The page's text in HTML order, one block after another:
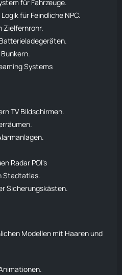
für Fahrzeuge.
für Feindliche NPC.
Zielfernrohr.
Systems
TV Bildschirmen.
Radar POI's
Stadtatlas.
Sicherungskästen.
Modellen mit Haaren und